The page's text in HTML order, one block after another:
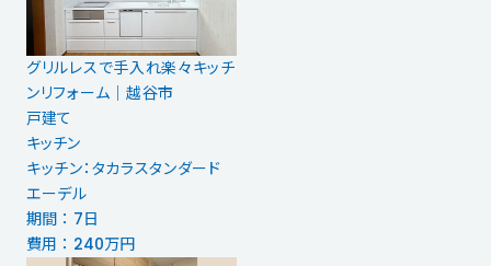
グリルレスで手入れ楽々キッチ
ンリフォーム｜越谷市
戸建て
キッチン
キッチン：タカラスタンダード
エーデル
期間 ： 7日
費用 ： 240万円